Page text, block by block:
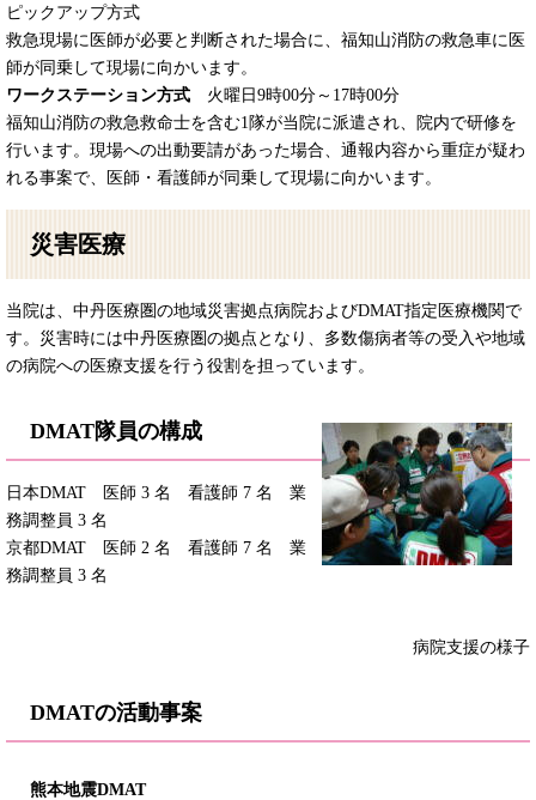
ピックアップ方式
救急現場に医師が必要と判断された場合に、福知山消防の救急車に医
師が同乗して現場に向かいます。
ワークステーション方式 火曜日9時00分～17時00分
福知山消防の救急救命士を含む1隊が当院に派遣され、院内で研修を
行います。現場への出動要請があった場合、通報内容から重症が疑わ
れる事案で、医師・看護師が同乗して現場に向かいます。
災害医療
当院は、中丹医療圏の地域災害拠点病院およびDMAT指定医療機関で
す。災害時には中丹医療圏の拠点となり、多数傷病者等の受入や地域
の病院への医療支援を行う役割を担っています。
DMAT隊員の構成
日本DMAT 医師 3 名 看護師 7 名 業
務調整員 3 名
京都DMAT 医師 2 名 看護師 7 名 業
務調整員 3 名
病院支援の様子
DMATの活動事案
熊本地震DMAT